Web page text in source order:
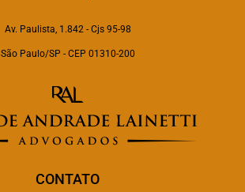
Av. Paulista, 1.842 - Cjs 95-98
São Paulo/SP - CEP 01310-200
CONTATO